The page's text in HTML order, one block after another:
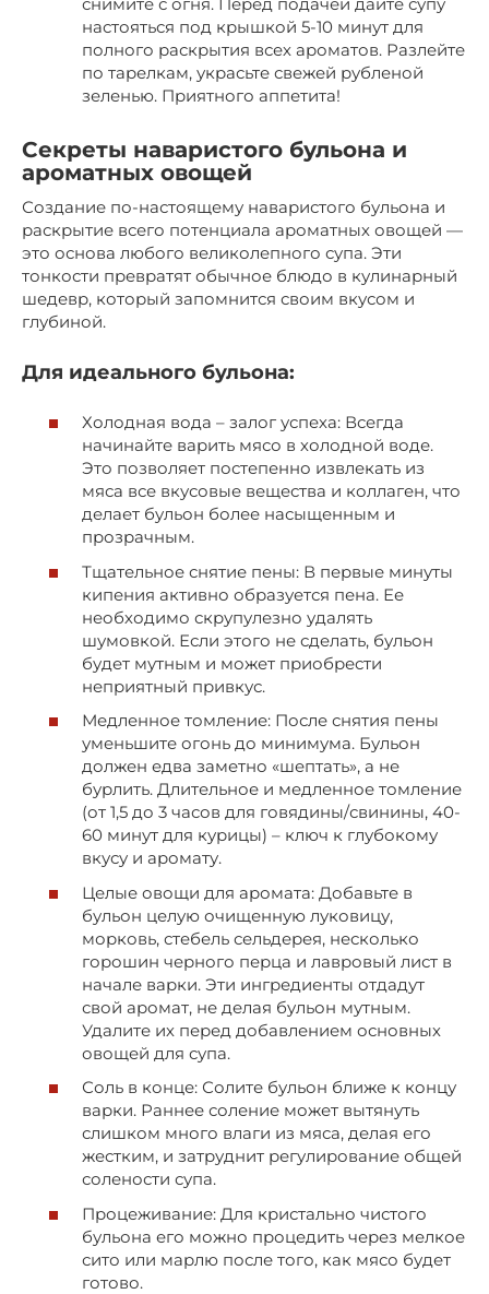
настояться под крышкой 5-10 минут для
полного раскрытия всех ароматов. Разлейте
по тарелкам, украсьте свежей рубленой
зеленью. Приятного аппетита!
Секреты наваристого бульона и
ароматных овощей
Создание по-настоящему наваристого бульона и
раскрытие всего потенциала ароматных овощей —
это основа любого великолепного супа. Эти
тонкости превратят обычное блюдо в кулинарный
шедевр, который запомнится своим вкусом и
глубиной.
Для идеального бульона:
Холодная вода – залог успеха: Всегда
начинайте варить мясо в холодной воде.
Это позволяет постепенно извлекать из
мяса все вкусовые вещества и коллаген, что
делает бульон более насыщенным и
прозрачным.
Тщательное снятие пены: В первые минуты
кипения активно образуется пена. Ее
необходимо скрупулезно удалять
шумовкой. Если этого не сделать, бульон
будет мутным и может приобрести
неприятный привкус.
Медленное томление: После снятия пены
уменьшите огонь до минимума. Бульон
должен едва заметно «шептать», а не
бурлить. Длительное и медленное томление
(от 1,5 до 3 часов для говядины/свинины, 40-
60 минут для курицы) – ключ к глубокому
вкусу и аромату.
Целые овощи для аромата: Добавьте в
бульон целую очищенную луковицу,
морковь, стебель сельдерея, несколько
горошин черного перца и лавровый лист в
начале варки. Эти ингредиенты отдадут
свой аромат, не делая бульон мутным.
Удалите их перед добавлением основных
овощей для супа.
Соль в конце: Солите бульон ближе к концу
варки. Раннее соление может вытянуть
слишком много влаги из мяса, делая его
жестким, и затруднит регулирование общей
солености супа.
Процеживание: Для кристально чистого
бульона его можно процедить через мелкое
сито или марлю после того, как мясо будет
готово.